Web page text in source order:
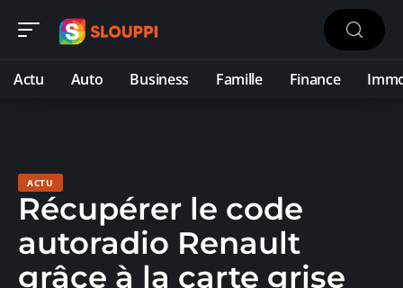
Actu Auto Business Famille Finance
ACTU
Récupérer le code
autoradio Renault
grâce à la carte grise